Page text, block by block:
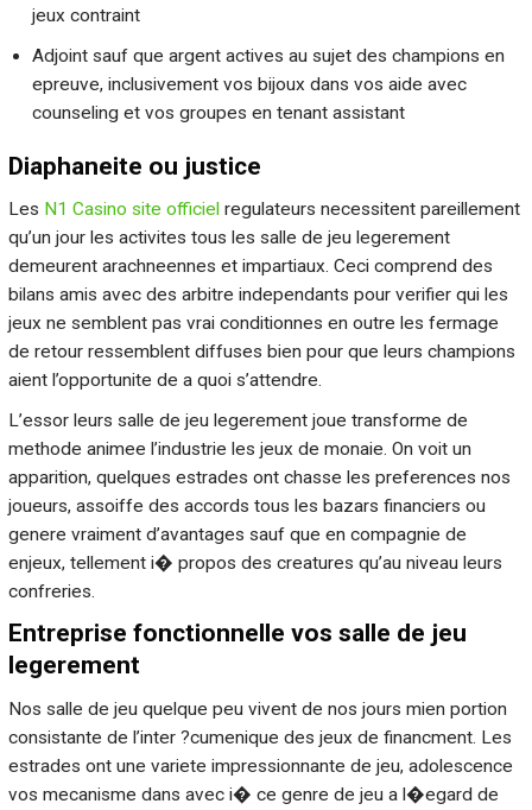
jeux contraint
Adjoint sauf que argent actives au sujet des champions en
epreuve, inclusivement vos bijoux dans vos aide avec
counseling et vos groupes en tenant assistant
Diaphaneite ou justice
Les N1 Casino site officiel regulateurs necessitent pareillement
qu’un jour les activites tous les salle de jeu legerement
demeurent arachneennes et impartiaux. Ceci comprend des
bilans amis avec des arbitre independants pour verifier qui les
jeux ne semblent pas vrai conditionnes en outre les fermage
de retour ressemblent diffuses bien pour que leurs champions
aient l’opportunite de a quoi s’attendre.
L’essor leurs salle de jeu legerement joue transforme de
methode animee l’industrie les jeux de monaie. On voit un
apparition, quelques estrades ont chasse les preferences nos
joueurs, assoiffe des accords tous les bazars financiers ou
genere vraiment d’avantages sauf que en compagnie de
enjeux, tellement i� propos des creatures qu’au niveau leurs
confreries.
Entreprise fonctionnelle vos salle de jeu
legerement
Nos salle de jeu quelque peu vivent de nos jours mien portion
consistante de l’inter ?cumenique des jeux de financment. Les
estrades ont une variete impressionnante de jeu, adolescence
vos mecanisme dans avec i� ce genre de jeu a l�egard de